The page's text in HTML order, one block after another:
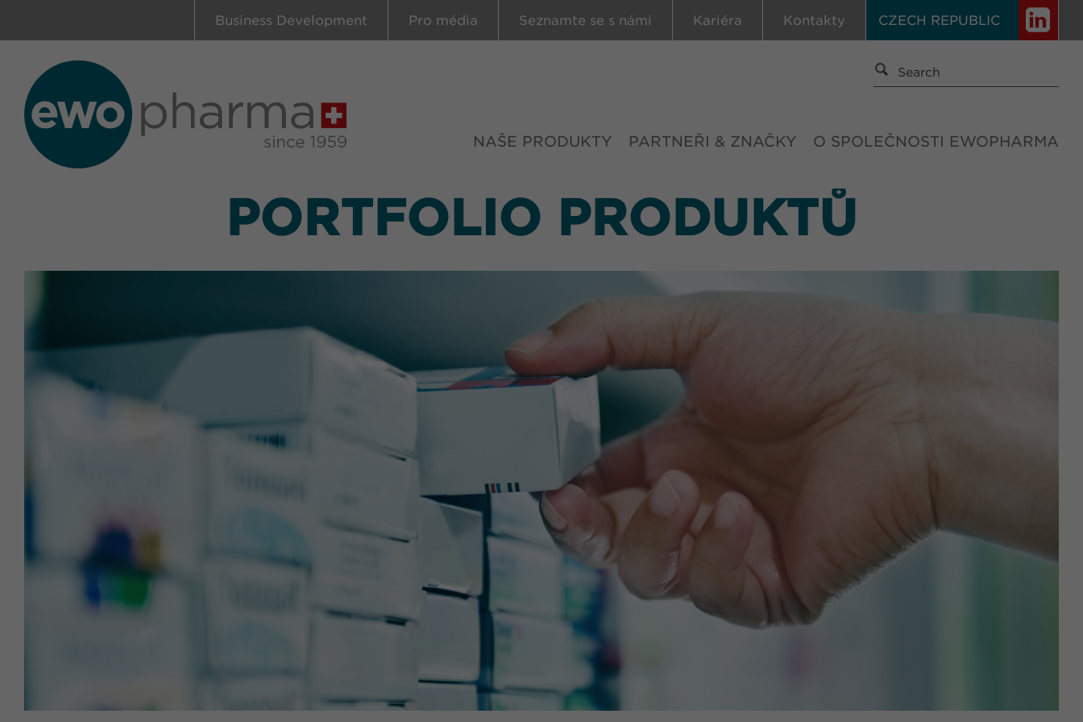
CZECH REPUBLIC
Business Development Pro média Seznamte se s námi Kariéra Kontakty
NAŠE PRODUKTY PARTNEŘI & ZNAČKY O SPOLEČNOSTI EWOPHARMA
PORTFOLIO PRODUKTŮ